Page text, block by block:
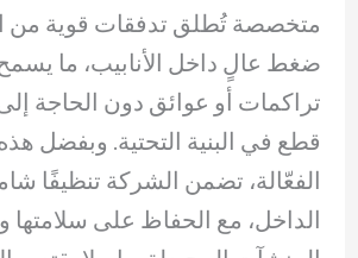
متخصصة تُطلق تدفقات قوية من
ضغط عالٍ داخل الأنابيب، ما يسمح
تراكمات أو عوائق دون الحاجة
قطع في البنية التحتية. وبفضل
الفعّالة، تضمن الشركة تنظيفًا
الداخل، مع الحفاظ على سلامتها